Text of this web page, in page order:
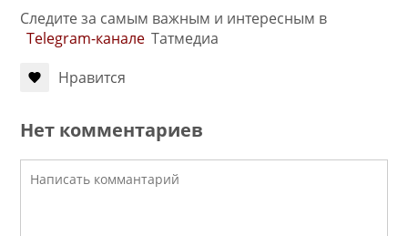
Следите за самым важным и интересным в
Telegram-канале Татмедиа
Нравится
Нет комментариев